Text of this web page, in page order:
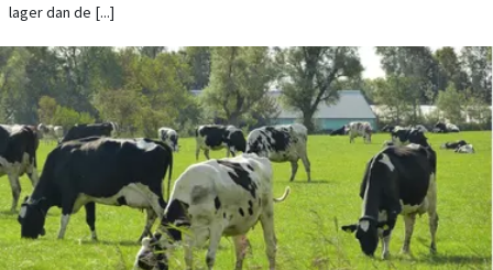
lager dan de [...]